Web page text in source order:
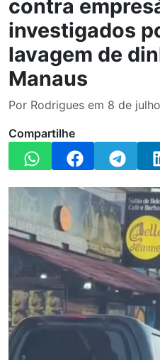
contra
investigados
lavagem de
Manaus
Por Rodrigues em 8 de
Compartilhe